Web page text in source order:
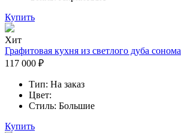
Купить
Хит
Графитовая кухня из светлого дуба сонома
117 000 ₽
Тип: На заказ
Цвет:
Стиль: Большие
Купить